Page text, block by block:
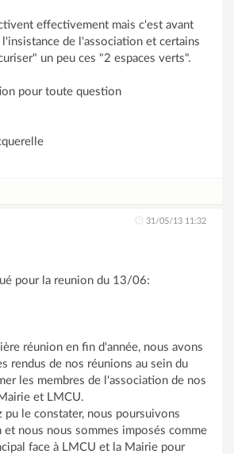
effectivement mais c'est avant
de l'association et certains
un peu ces "2 espaces verts".
pour toute question
31/05/13 11:32
pour la reunion du 13/06:
réunion en fin d'année, nous avons
rendus de nos réunions au sein du
les membres de l'association de nos
et LMCU.
pu le constater, nous poursuivons
nous nous sommes imposés comme
face à LMCU et la Mairie pour